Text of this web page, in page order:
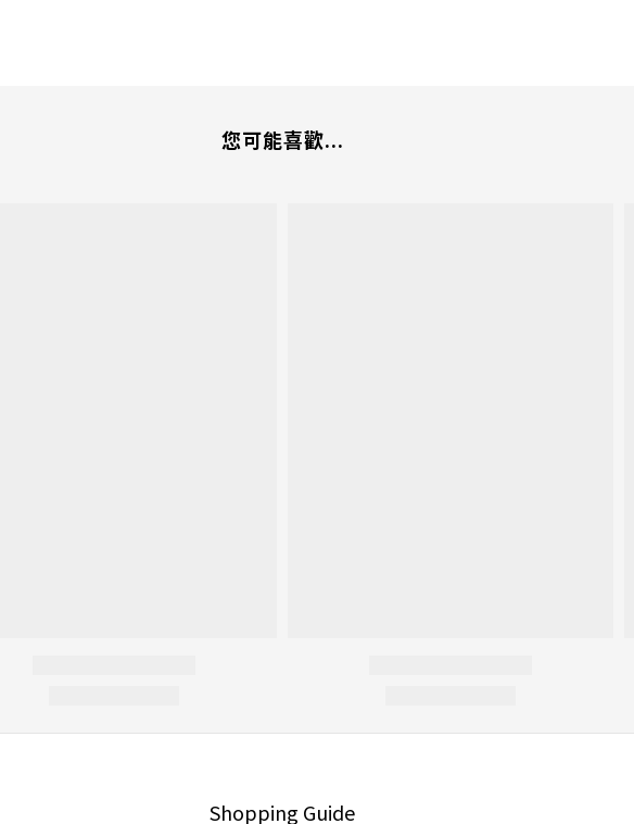
您可能喜歡...
Shopping Guide